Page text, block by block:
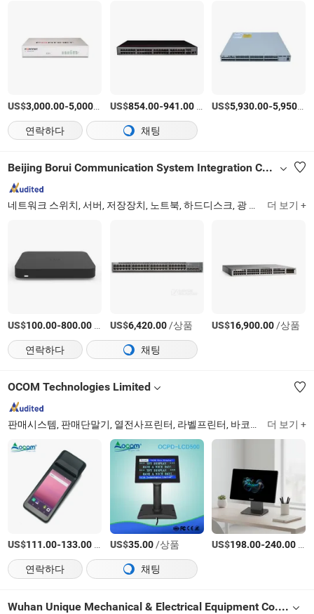
US$3,000.00-5,000.00 /상품
US$854.00-941.00/상품 US$5,930.00-5,950.00
연락하다
채팅
Beijing Borui Communication System Integration Co., Ltd.
네트워크 스위치, 서버, 저장장치, 노트북, 하드디스크, 광 트랜시버, 워크스테이션, 랙 서버, 타워 서버, 스위치 더 보기 +
US$100.00-800.00 US$6,420.00/상품 US$16,900.00/상품
연락하다
채팅
OCOM Technologies Limited
판매시스템, 판매단말기, 열전사프린터, 라벨프린터, 바코드스캐너, 현금서랍, 개인휴대단말기, 고객디스플레이, 돈계산기, 동전정리기 더 보기 +
US$111.00-133.00 US$35.00/상품 US$198.00-240.00
연락하다
채팅
Wuhan Unique Mechanical & Electrical Equipment Co., Ltd.